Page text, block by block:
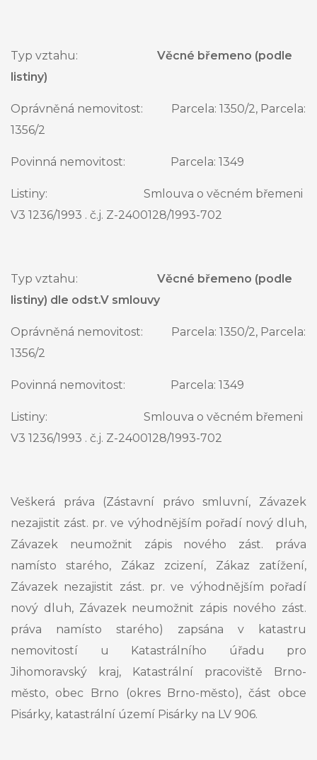
Typ vztahu: Věcné břemeno (podle
listiny)
Oprávněná nemovitost: Parcela: 1350/2, Parcela:
1356/2
Povinná nemovitost: Parcela: 1349
Listiny: Smlouva o věcném břemeni
V3 1236/1993 . č.j. Z-2400128/1993-702
Typ vztahu: Věcné břemeno (podle
listiny) dle odst.V smlouvy
Oprávněná nemovitost: Parcela: 1350/2, Parcela:
1356/2
Povinná nemovitost: Parcela: 1349
Listiny: Smlouva o věcném břemeni
V3 1236/1993 . č.j. Z-2400128/1993-702
Veškerá práva (Zástavní právo smluvní, Závazek
nezajistit zást. pr. ve výhodnějším pořadí nový dluh,
Závazek neumožnit zápis nového zást. práva
namísto starého, Zákaz zcizení, Zákaz zatížení,
Závazek nezajistit zást. pr. ve výhodnějším pořadí
nový dluh, Závazek neumožnit zápis nového zást.
práva namísto starého) zapsána v katastru
nemovitostí u Katastrálního úřadu pro
Jihomoravský kraj, Katastrální pracoviště Brno-
město, obec Brno (okres Brno-město), část obce
Pisárky, katastrální území Pisárky na LV 906.